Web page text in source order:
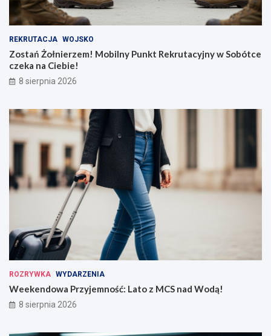
REKRUTACJA WOJSKO
Zostań Żołnierzem! Mobilny Punkt Rekrutacyjny w Sobótce
czeka na Ciebie!
8 sierpnia 2026
ROZRYWKA WYDARZENIA
Weekendowa Przyjemność: Lato z MCS nad Wodą!
8 sierpnia 2026